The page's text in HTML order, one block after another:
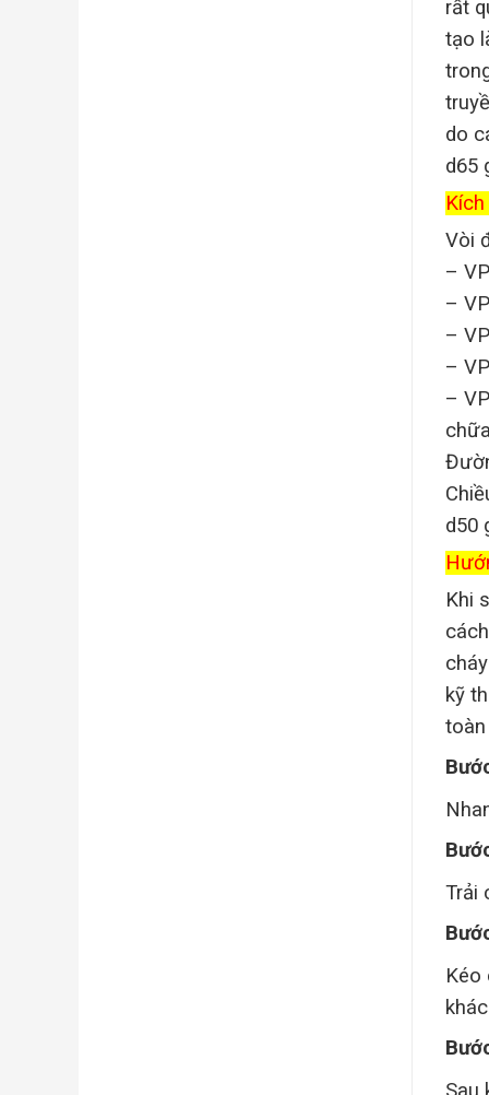
rất
tạo
do
d65
Vòi
–
–
–
–
–
d50
Khi
kỹ
Trải
Kéo
Sau